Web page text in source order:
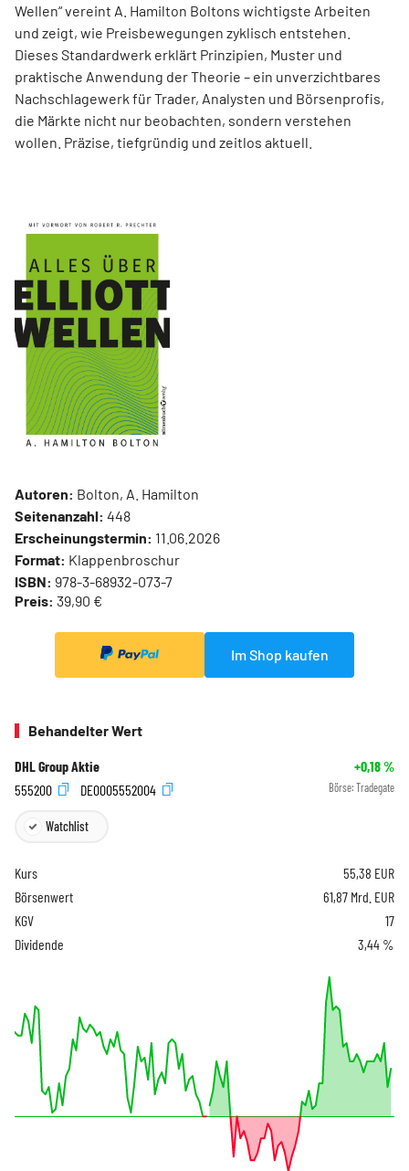
Wellen“ vereint A. Hamilton Boltons wichtigste Arbeiten
und zeigt, wie Preisbewegungen zyklisch entstehen.
Dieses Standardwerk erklärt Prinzipien, Muster und
praktische Anwendung der Theorie – ein unverzichtbares
Nachschlagewerk für Trader, Analysten und Börsenprofis,
die Märkte nicht nur beobachten, sondern verstehen
wollen. Präzise, tiefgründig und zeitlos aktuell.
Autoren: Bolton, A. Hamilton
Seitenanzahl: 448
Erscheinungstermin: 11.06.2026
Format: Klappenbroschur
ISBN: 978-3-68932-073-7
Preis: 39,90 €
Im Shop kaufen
Behandelter Wert
DHL Group Aktie +0,18%
555200
DE0005552004 Börse: Tradegate
Watchlist
Kurs 55,38 EUR
Börsenwert
61,87 Mrd. EUR
KGV
17
Dividende
3,44 %